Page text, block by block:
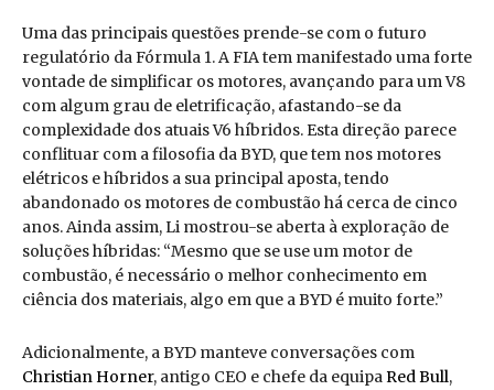
Uma das principais questões prende-se com o futuro
regulatório da Fórmula 1. A FIA tem manifestado uma forte
vontade de simplificar os motores, avançando para um V8
com algum grau de eletrificação, afastando-se da
complexidade dos atuais V6 híbridos. Esta direção parece
conflituar com a filosofia da BYD, que tem nos motores
elétricos e híbridos a sua principal aposta, tendo
abandonado os motores de combustão há cerca de cinco
anos. Ainda assim, Li mostrou-se aberta à exploração de
soluções híbridas: “Mesmo que se use um motor de
combustão, é necessário o melhor conhecimento em
ciência dos materiais, algo em que a BYD é muito forte.”
Adicionalmente, a BYD manteve conversações com
Christian Horner, antigo CEO e chefe da equipaRed Bull,